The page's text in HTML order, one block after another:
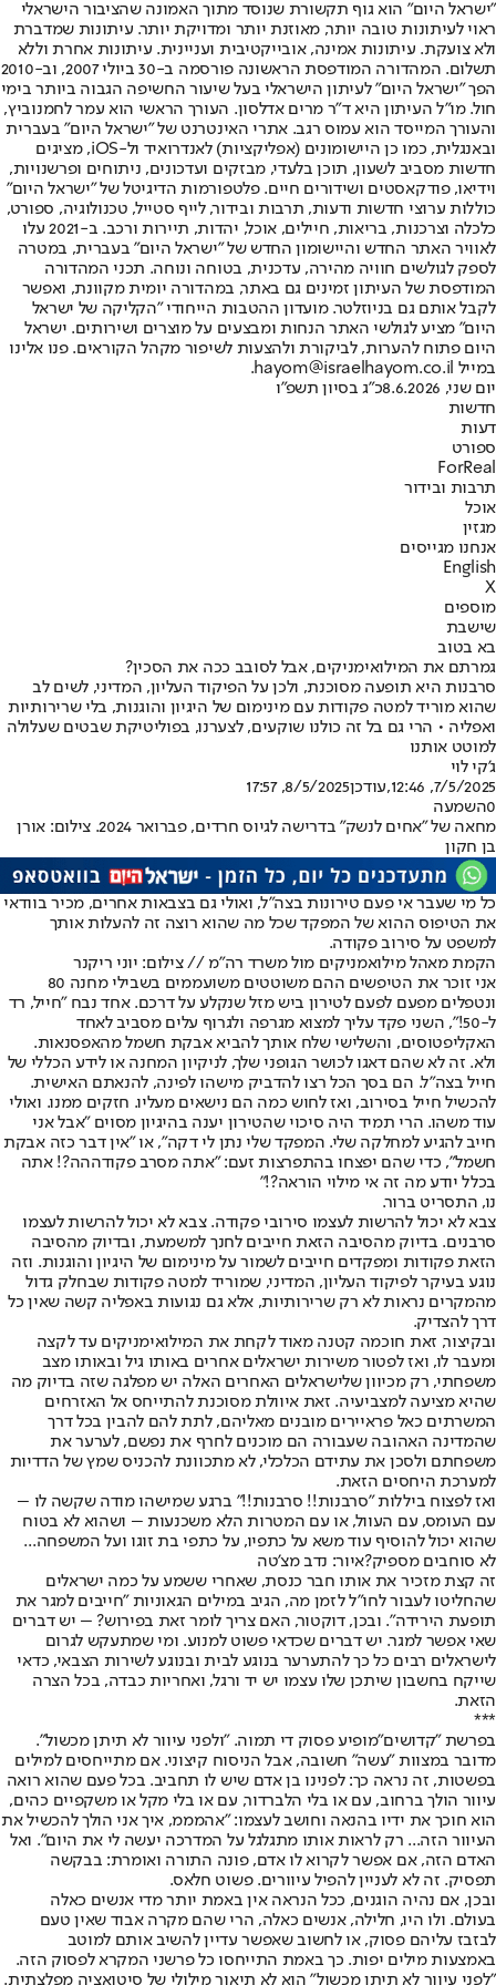
"ישראל היום" הוא גוף תקשורת שנוסד מתוך האמונה שהציבור הישראלי
ראוי לעיתונות טובה יותר, מאוזנת יותר ומדויקת יותר. עיתונות שמדברת
ולא צועקת. עיתונות אמינה, אובייקטיבית ועניינית. עיתונות אחרת וללא
תשלום. המהדורה המודפסת הראשונה פורסמה ב-30 ביולי 2007, וב-2010
הפך "ישראל היום" לעיתון הישראלי בעל שיעור החשיפה הגבוה ביותר בימי
חול. מו"ל העיתון היא ד"ר מרים אדלסון. העורך הראשי הוא עמר לחמנוביץ,
והעורך המייסד הוא עמוס רגב. אתרי האינטרנט של "ישראל היום" בעברית
ובאנגלית, כמו כן היישומונים (אפליקציות) לאנדרואיד ול-iOS, מציגים
חדשות מסביב לשעון, תוכן בלעדי, מבזקים ועדכונים, ניתוחים ופרשנויות,
וידיאו, פודקאסטים ושידורים חיים. פלטפורמות הדיגיטל של "ישראל היום"
כוללות ערוצי חדשות ודעות, תרבות ובידור, לייף סטייל, טכנולוגיה, ספורט,
כלכלה וצרכנות, בריאות, חיילים, אוכל, יהדות, תיירות ורכב. ב-2021 עלו
לאוויר האתר החדש והיישומון החדש של "ישראל היום" בעברית, במטרה
לספק לגולשים חוויה מהירה, עדכנית, בטוחה ונוחה. תכני המהדורה
המודפסת של העיתון זמינים גם באתר, במהדורה יומית מקוונת, ואפשר
לקבל אותם גם בניוזלטר. מועדון ההטבות הייחודי "הקליקה של ישראל
היום" מציע לגולשי האתר הנחות ומבצעים על מוצרים ושירותים. ישראל
היום פתוח להערות, לביקורת ולהצעות לשיפור מקהל הקוראים. פנו אלינו
במייל hayom@israelhayom.co.il.
יום שני, 8.6.2026
כ"ג בסיון תשפ"ו
חדשות
דעות
ספורט
ForReal
תרבות ובידור
אוכל
מגזין
אנחנו מגייסים
English
X
מוספים
שישבת
בא בטוב
גמרתם את המילואימניקים, אבל לסובב ככה את הסכין?
סרבנות היא תופעה מסוכנת, ולכן על הפיקוד העליון, המדיני, לשים לב
שהוא מוריד למטה פקודות עם מינימום של היגיון והוגנות, בלי שרירותיות
ואפליה • הרי גם בל זה כולנו שוקעים, לצערנו, בפוליטיקת שבטים שעלולה
למוטט אותנו
ג'קי לוי
7/5/2025, 12:46
,עודכן8/5/2025, 17:57
0השמעה
מחאה של "אחים לנשק" בדרישה לגיוס חרדים, פברואר 2024. צילום: אורן
בן חקון
כל מי שעבר אי פעם טירונות בצה"ל, ואולי גם בצבאות אחרים, מכיר בוודאי
את הטיפוס ההוא של המפקד שכל מה שהוא רוצה זה להעלות אותך
למשפט על סירוב פקודה.
הקמת מאהל מילואמניקים מול משרד רה"מ // צילום: יוני ריקנר
אני זוכר את הטיפשים ההם משוטטים משועממים בשבילי מחנה 80
ונטפלים מפעם לפעם לטירון ביש מזל שנקלע על דרכם. אחד נבח "חייל, רד
ל-50!", השני פקד עליך למצוא מגרפה ולגרוף עלים מסביב לאחד
האקליפטוסים, והשלישי שלח אותך להביא אבקת חשמל מהאפסנאות.
ולא. זה לא שהם דאגו לכושר הגופני שלך, לניקיון המחנה או לידע הכללי של
חייל בצה"ל. הם בסך הכל רצו להדביק מישהו לפינה, להנאתם האישית.
להכשיל חייל בסירוב, ואז לחוש כמה הם נישאים מעליו. חזקים ממנו. ואולי
עוד משהו. הרי תמיד היה סיכוי שהטירון יענה בהיגיון מסוים "אבל אני
חייב להגיע למחלקה שלי. המפקד שלי נתן לי דקה", או "אין דבר כזה אבקת
חשמל", כדי שהם יפצחו בהתפרצות זעם: "אתה מסרב פקודההה?! אתה
בכלל יודע מה זה אי מילוי הוראה?!"
נו, התסריט ברור.
צבא לא יכול להרשות לעצמו סירובי פקודה. צבא לא יכול להרשות לעצמו
סרבנים. בדיוק מהסיבה הזאת חייבים לחנך למשמעת, ובדיוק מהסיבה
הזאת פקודות ומפקדים חייבים לשמור על מינימום של היגיון והוגנות. וזה
נוגע בעיקר לפיקוד העליון, המדיני, שמוריד למטה פקודות שבחלק גדול
מהמקרים נראות לא רק שרירותיות, אלא גם נגועות באפליה קשה שאין כל
דרך להצדיק.
ובקיצור, זאת חוכמה קטנה מאוד לקחת את המילואימניקים עד לקצה
ומעבר לו, ואז לפטור משירות ישראלים אחרים באותו גיל ובאותו מצב
משפחתי, רק מכיוון שלישראלים האחרים האלה יש מפלגה שזה בדיוק מה
שהיא מציעה למצביעיה. זאת איוולת מסוכנת להתייחס אל האזרחים
המשרתים כאל פראיירים מובנים מאליהם, לתת להם להבין בכל דרך
שהמדינה האהובה שעבורה הם מוכנים לחרף את נפשם, לערער את
משפחתם ולסכן את עתידם הכלכלי, לא מתכוונת להכניס שמץ של הדדיות
למערכת היחסים הזאת.
ואז לפצוח ביללות "סרבנות!! סרבנות!!" ברגע שמישהו מודה שקשה לו –
עם העומס, עם העוול, או עם המטרות הלא משכנעות – ושהוא לא בטוח
שהוא יכול להוסיף עוד משא על כתפיו, על כתפי בת זוגו ועל המשפחה...
לא סוחבים מספיק?איור: נדב מצ'טה
זה קצת מזכיר את אותו חבר כנסת, שאחרי ששמע על כמה ישראלים
שהחליטו לעבור לחו"ל לזמן מה, הגיב במילים הגאוניות "חייבים למגר את
תופעת הירידה". ובכן, דוקטור, האם צריך לומר זאת בפירוש? – יש דברים
שאי אפשר למגר. יש דברים שכדאי פשוט למנוע. ומי שמתעקש לגרום
לישראלים רבים כל כך להתערער בנוגע לבית ובנוגע לשירות הצבאי, כדאי
שייקח בחשבון שיתכן שלו עצמו יש יד ורגל, ואחריות כבדה, בכל הצרה
הזאת.
***
בפרשת "קדושים"מופיע פסוק די תמוה. "ולפני עיוור לא תיתן מכשול".
מדובר במצוות "עשה" חשובה, אבל הניסוח קיצוני. אם מתייחסים למילים
בפשטות, זה נראה כך: לפנינו בן אדם שיש לו תחביב. בכל פעם שהוא רואה
עיוור הולך ברחוב, עם או בלי הלברדור, עם או בלי מקל או משקפיים כהים,
הוא חוכך את ידיו בהנאה וחושב לעצמו: "אהמממ, איך אני הולך להכשיל את
העיוור הזה... רק לראות אותו מתגלגל על המדרכה יעשה לי את היום". ואל
האדם הזה, אם אפשר לקרוא לו אדם, פונה התורה ואומרת: בבקשה
תפסיק. זה לא לעניין להפיל עיוורים. פשוט חלאס.
ובכן, אם נהיה הוגנים, ככל הנראה אין באמת יותר מדי אנשים כאלה
בעולם. ולו היו, חלילה, אנשים כאלה, הרי שהם מקרה אבוד שאין טעם
לבזבז עליהם פסוק, או לחשוב שאפשר עדיין להשיב אותם למוטב
באמצעות מילים יפות. כך באמת התייחסו כל פרשני המקרא לפסוק הזה.
"לפני עיוור לא תיתן מכשול" הוא לא תיאור מילולי של סיטואציה מפלצתית.